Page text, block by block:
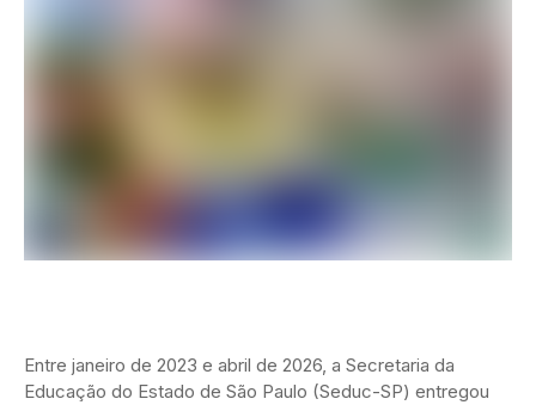
Entre janeiro de 2023 e abril de 2026, a Secretaria da
Educação do Estado de São Paulo (Seduc-SP) entregou